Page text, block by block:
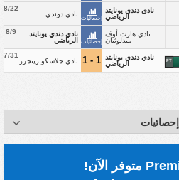
8/22
نادي دوندي
إحصائيات
نادي دندي يونايتد
الرياضي
8/9
نادي دندي يونايتد
الرياضي
إحصائيات
نادي هارت أوف
ميدلوثيان
7/31
نادي جلاسكو رينجرز 1 - 1 نادي دندي يونايتد
الرياضي
FT
إحصائيات